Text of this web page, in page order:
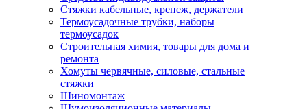
Стяжки кабельные, крепеж, держатели
Термоусадочные трубки, наборы
термоусадок
Строительная химия, товары для дома и
ремонта
Хомуты червячные, силовые, стальные
стяжки
Шиномонтаж